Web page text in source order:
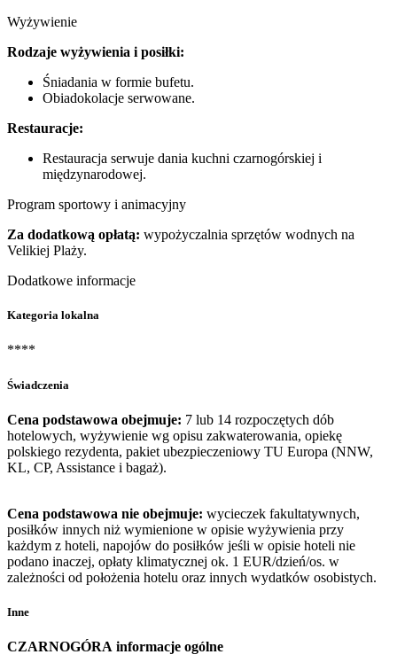
Wyżywienie
Rodzaje wyżywienia i posiłki:
Śniadania w formie bufetu.
Obiadokolacje serwowane.
Restauracje:
Restauracja serwuje dania kuchni czarnogórskiej i
międzynarodowej.
Program sportowy i animacyjny
Za dodatkową opłatą: wypożyczalnia sprzętów wodnych na
Velikiej Plaży.
Dodatkowe informacje
Kategoria lokalna
****
Świadczenia
Cena podstawowa obejmuje: 7 lub 14 rozpoczętych dób
hotelowych, wyżywienie wg opisu zakwaterowania, opiekę
polskiego rezydenta, pakiet ubezpieczeniowy TU Europa (NNW,
KL, CP, Assistance i bagaż).
Cena podstawowa nie obejmuje: wycieczek fakultatywnych,
posiłków innych niż wymienione w opisie wyżywienia przy
każdym z hoteli, napojów do posiłków jeśli w opisie hoteli nie
podano inaczej, opłaty klimatycznej ok. 1 EUR/dzień/os. w
zależności od położenia hotelu oraz innych wydatków osobistych.
Inne
CZARNOGÓRA informacje ogólne